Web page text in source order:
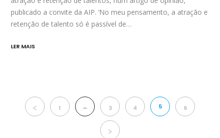
publicado a convite da AIP. ‘No meu pensamento, a atração e
retenção de talento só é passível de…
LER MAIS
1 … 3 4 5 6